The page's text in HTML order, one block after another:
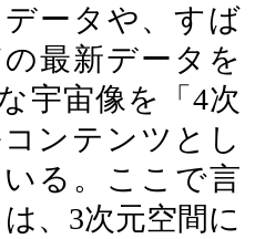
ータや、すば
最新データを
宇宙像を「4次
ンテンツとし
る。ここで言
、3次元空間に